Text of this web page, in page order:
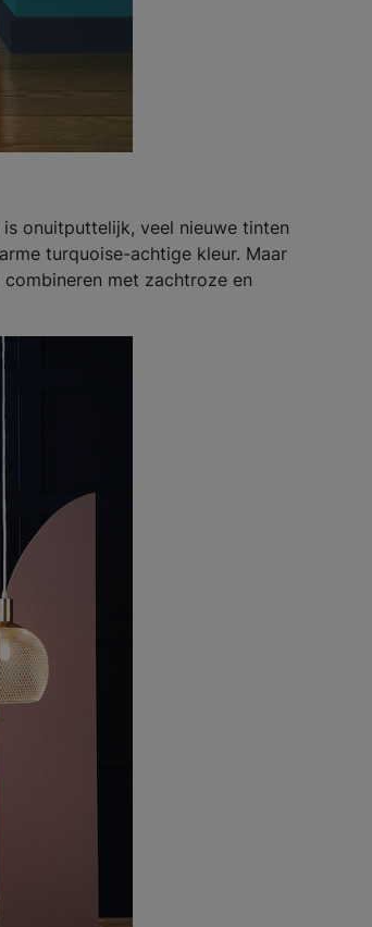
onuitputtelijk, veel nieuwe tinten
turquoise-achtige kleur. Maar
met zachtroze en